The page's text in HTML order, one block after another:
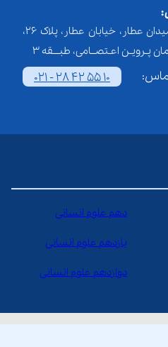
تهران، میدان عطار، خیابان عطار، پلاک 26،
پـرویـن اعـتصــامی، طبـــقه 3
021 - 28 42 55 10
دهم علوم انسانی
یازدهم علوم انسانی
دوازدهم علوم انسانی